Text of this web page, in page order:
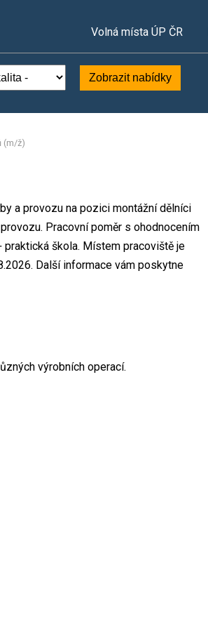
Volná místa ÚP ČR
Zobrazit nabídky
(m/ž)
a provozu na pozici montážní dělníci
Pracovní poměr s ohodnocením
škola. Místem pracoviště je
Další informace vám poskytne
výrobních operací.